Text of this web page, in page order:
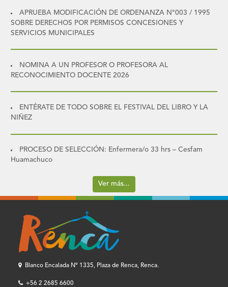
APRUEBA MODIFICACIÓN DE ORDENANZA N°003 / 1995
SOBRE DERECHOS POR PERMISOS CONCESIONES Y
SERVICIOS MUNICIPALES
NOMINA A UN PROFESOR O PROFESORA AL
RECONOCIMIENTO DOCENTE 2026
ENTÉRATE DE TODO SOBRE EL FESTIVAL DEL LIBRO Y LA
NIÑEZ
PROCESO DE SELECCIÓN: Enfermera/o 33 hrs – Cesfam
Huamachuco
Ver más...
Blanco Encalada Nº 1335, Plaza de Renca, Renca.
+56 2 2685 6600